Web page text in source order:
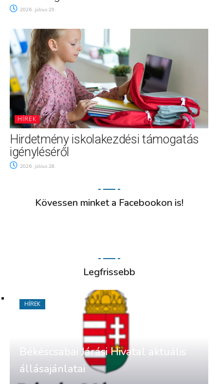
2026. július 29.
HÍREK
Hirdetmény iskolakezdési támogatás
igényléséről
2026. július 28.
Kövessen minket a Facebookon is!
Legfrissebb
Békéscsabai Járási Hivatal aktuális
állásajánlatai
HÍREK